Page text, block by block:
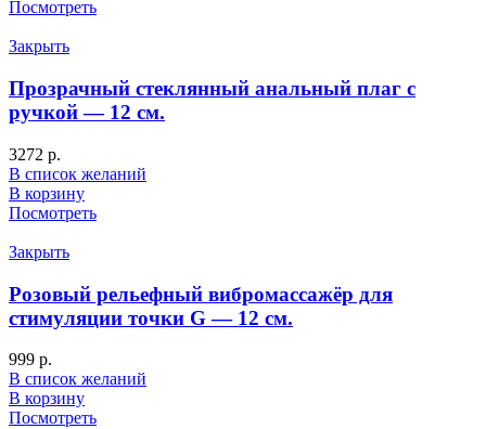
Посмотреть
Закрыть
Прозрачный стеклянный анальный плаг с
ручкой — 12 см.
3272 р.
В список желаний
В корзину
Посмотреть
Закрыть
Розовый рельефный вибромассажёр для
стимуляции точки G — 12 см.
999 р.
В список желаний
В корзину
Посмотреть